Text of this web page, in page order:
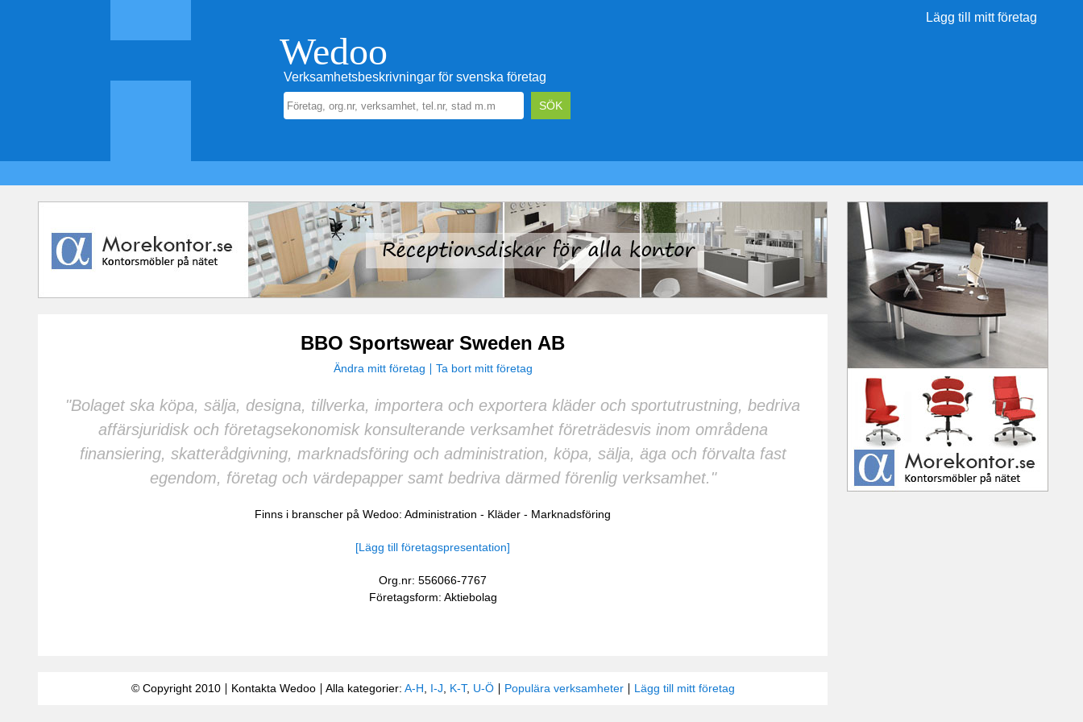
Lägg till mitt företag
Wedoo
Verksamhetsbeskrivningar för svenska företag
BBO Sportswear Sweden AB
Ändra mitt företag Ta bort mitt företag
"Bolaget ska köpa, sälja, designa, tillverka, importera och exportera kläder och sportutrustning, bedriva
affärsjuridisk och företagsekonomisk konsulterande verksamhet företrädesvis inom områdena
finansiering, skatterådgivning, marknadsföring och administration, köpa, sälja, äga och förvalta fast
egendom, företag och värdepapper samt bedriva därmed förenlig verksamhet."
Finns i branscher på Wedoo: Administration - Kläder - Marknadsföring
[Lägg till företagspresentation]
Org.nr: 556066-7767
Företagsform: Aktiebolag
© Copyright 2010 Kontakta Wedoo Alla kategorier: A-H I-J K-T, U-Ö Populära verksamheter Lägg till mitt företag